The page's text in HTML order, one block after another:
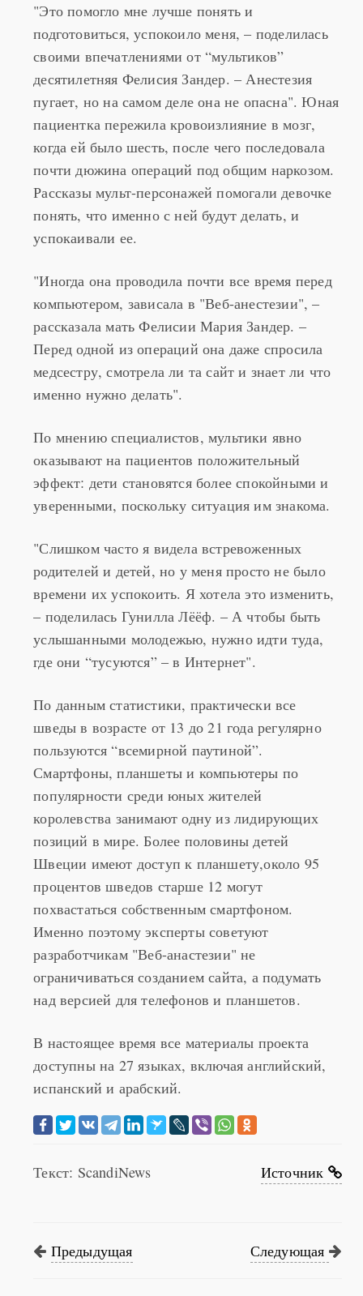
"Это помогло мне лучше понять и
подготовиться, успокоило меня, – поделилась
своими впечатлениями от “мультиков”
десятилетняя Фелисия Зандер. – Анестезия
пугает, но на самом деле она не опасна". Юная
пациентка пережила кровоизлияние в мозг,
когда ей было шесть, после чего последовала
почти дюжина операций под общим наркозом.
Рассказы мульт-персонажей помогали девочке
понять, что именно с ней будут делать, и
успокаивали ее.
"Иногда она проводила почти все время перед
компьютером, зависала в "Веб-анестезии", –
рассказала мать Фелисии Мария Зандер. –
Перед одной из операций она даже спросила
медсестру, смотрела ли та сайт и знает ли что
именно нужно делать".
По мнению специалистов, мультики явно
оказывают на пациентов положительный
эффект: дети становятся более спокойными и
уверенными, поскольку ситуация им знакома.
"Слишком часто я видела встревоженных
родителей и детей, но у меня просто не было
времени их успокоить. Я хотела это изменить,
– поделилась Гунилла Лёёф. – А чтобы быть
услышанными молодежью, нужно идти туда,
где они “тусуются” – в Интернет".
По данным статистики, практически все
шведы в возрасте от 13 до 21 года регулярно
пользуются “всемирной паутиной”.
Смартфоны, планшеты и компьютеры по
популярности среди юных жителей
королевства занимают одну из лидирующих
позиций в мире. Более половины детей
Швеции имеют доступ к планшету,около 95
процентов шведов старше 12 могут
похвастаться собственным смартфоном.
Именно поэтому эксперты советуют
разработчикам "Веб-анастезии" не
ограничиваться созданием сайта, а подумать
над версией для телефонов и планшетов.
В настоящее время все материалы проекта
доступны на 27 языках, включая английский,
испанский и арабский.
Текст: ScandiNews Источник
Предыдущая Следующая